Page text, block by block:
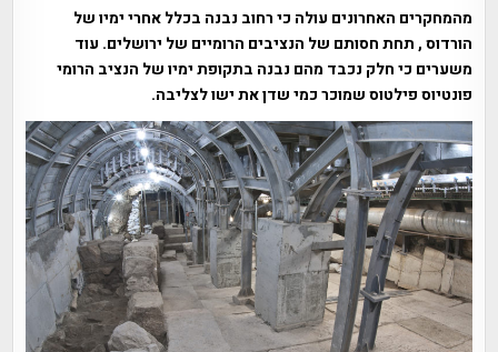
מהמחקרים האחרונים עולה כי רחוב נבנה בכלל אחרי ימיו של
הורדוס , תחת חסותם של הנציבים הרומיים של ירושלים. עוד
משערים כי חלק נכבד מהם נבנה בתקופת ימיו של הנציב הרומי
פונטיוס פילטוס שמוכר כמי שדן את ישו לצליבה.